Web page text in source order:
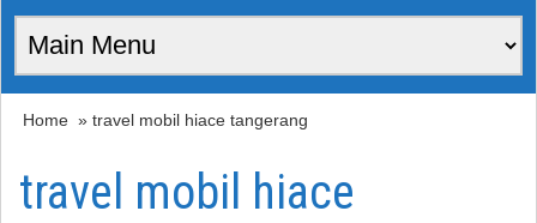
Home » travel mobil hiace tangerang
travel mobil hiace